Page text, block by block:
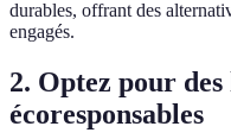
durables, offrant des
engagés.
2. Optez pour
écoresponsables